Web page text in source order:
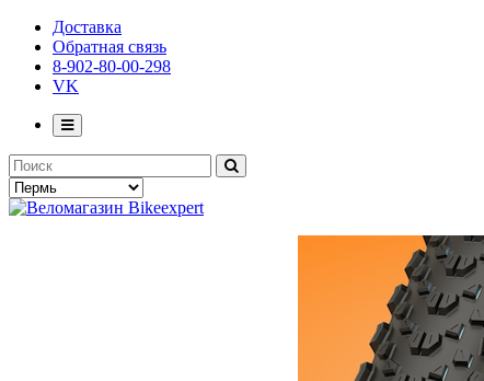
Доставка
Обратная связь
8-902-80-00-298
VK